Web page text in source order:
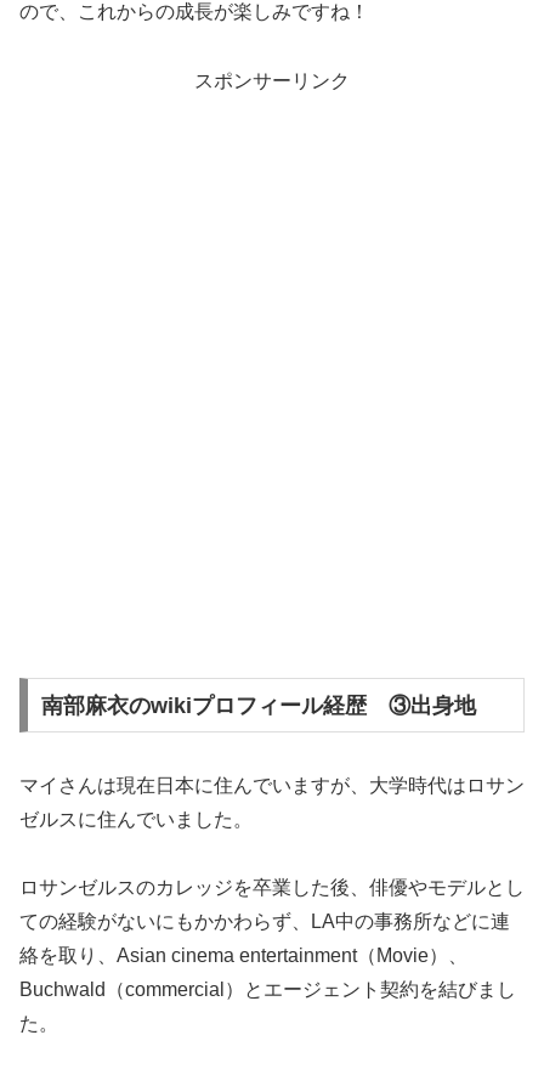
ので、これからの成長が楽しみですね！
スポンサーリンク
南部麻衣のwikiプロフィール経歴 ③出身地
マイさんは現在日本に住んでいますが、大学時代はロサン
ゼルスに住んでいました。
ロサンゼルスのカレッジを卒業した後、俳優やモデルとし
ての経験がないにもかかわらず、LA中の事務所などに連
絡を取り、Asian cinema entertainment（Movie）、
Buchwald（commercial）とエージェント契約を結びまし
た。